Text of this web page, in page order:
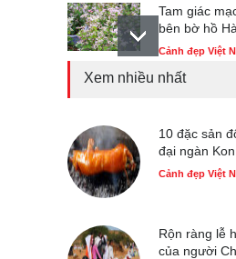
Tam giác
bên bờ hồ
Cảnh đẹp Việt
Cảnh đẹp Việt
Những món
Xem nhiều nhất
10 đặc sản
đại ngàn
Cảnh đẹp Việt
Rộn ràng lễ
của người